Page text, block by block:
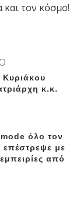
τον κόσμο!
κ.κ.
όλο τον
με
από